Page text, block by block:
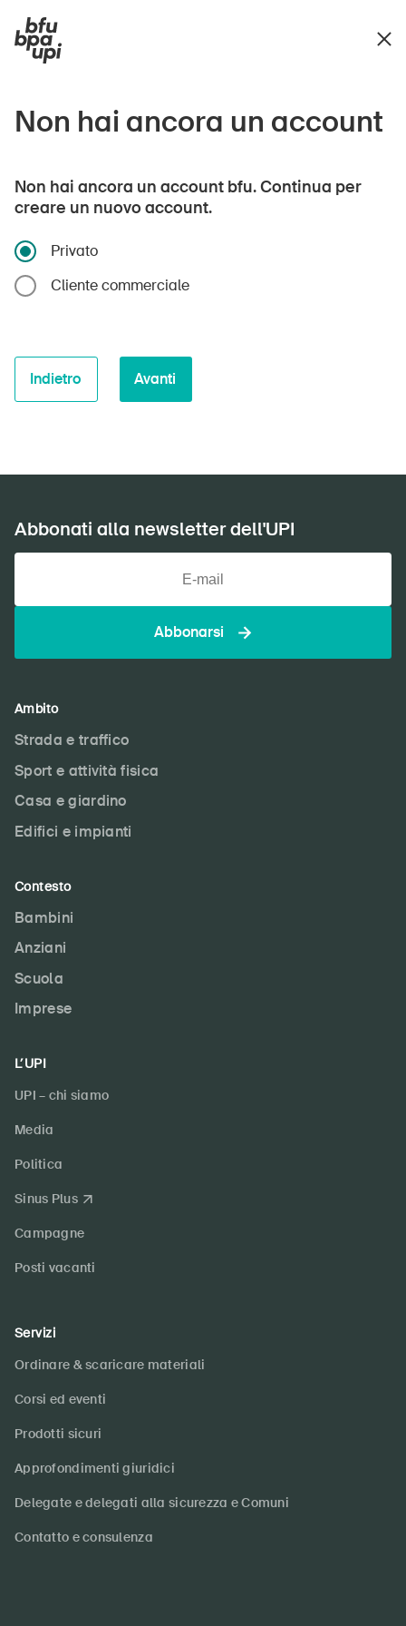
Non hai ancora un account
Non hai ancora un account bfu. Continua per
creare un nuovo account.
Privato
Cliente commerciale
Indietro Avanti
Abbonati alla newsletter dell'UPI
Abbonarsi
Ambito
Strada e traffico
Sport e attività fisica
Casa e giardino
Edifici e impianti
Contesto
Bambini
Anziani
Scuola
Imprese
L’UPI
UPI – chi siamo
Media
Politica
Sinus Plus
Campagne
Posti vacanti
Servizi
Ordinare & scaricare materiali
Corsi ed eventi
Prodotti sicuri
Approfondimenti giuridici
Delegate e delegati alla sicurezza e Comuni
Contatto e consulenza